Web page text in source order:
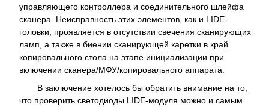
управляющего контроллера и соединительного шлейфа
сканера. Неисправность этих элементов, как и LIDE-
головки, проявляется в отсутствии свечения сканирующих
ламп, а также в биении сканирующей каретки в край
копировального стола на этапе инициализации при
включении сканера/МФУ/копировального аппарата.
В заключение хотелось бы обратить внимание на то,
что проверить светодиоды LIDE-модуля можно и самым